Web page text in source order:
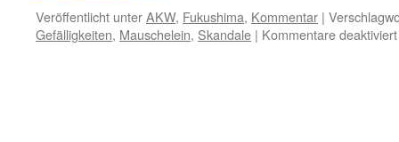
Veröffentlicht unterAKW, Fukushima, Kommentar |
Gefälligkeiten, Mauschelein, Skandale | Kommentare deaktiviert